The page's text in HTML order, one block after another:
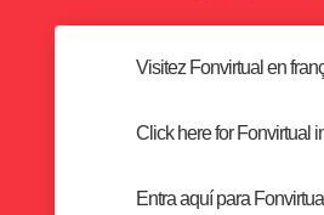
Visitez Fonvirtual en
Click here for Fonvirtual
Entra aquí para